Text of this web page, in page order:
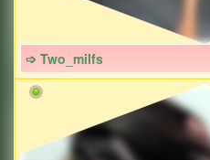
➩ Two_milfs